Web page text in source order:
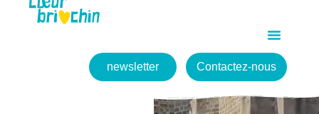
newsletter Contactez-nous